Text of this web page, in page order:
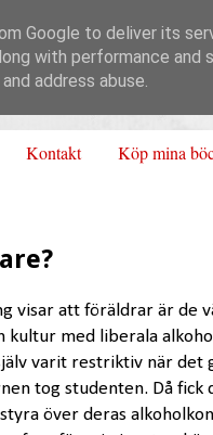
Kontakt Köp mina
visar att föräldrar är de
kultur med liberala
varit restriktiv när det
tog studenten. Då fick
över deras
Google to deliver its
with performance
address abuse.